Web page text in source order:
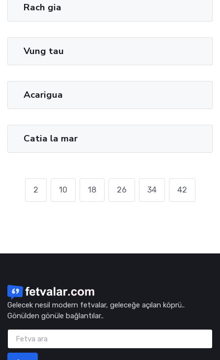
Rach gia
Vung tau
Acarigua
Catia la mar
2 10 18 26 34 42
Gelecek nesil modern fetvalar, geleceğe açılan köprü..
Gönülden gönüle bağlantılar..